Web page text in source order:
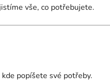
vše, co potřebujete.
popíšete své potřeby.